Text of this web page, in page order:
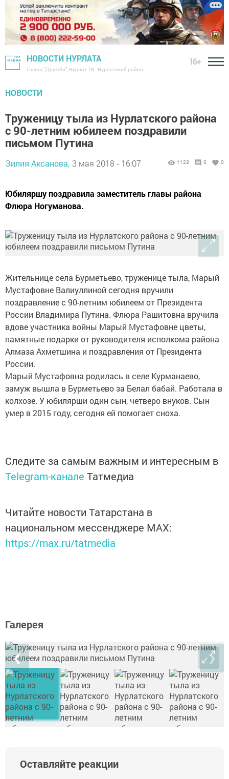
НОВОСТИ НУРЛАТА
Газета "Дружба", Нурлат ТВ - Нурлатский район
16+
НОВОСТИ
Труженицу тыла из Нурлатского района
с 90-летним юбилеем поздравили
письмом Путина
Зилия Аксанова, 3 мая 2018 - 16:07 1123 0 0
Юбиляршу поздравила заместитель главы района
Флюра Ногуманова.
Жительнице села Бурметьево, труженице тыла, Марый
Мустафовне Валиуллиной сегодня вручили
поздравление с 90-летним юбилеем от Президента
России Владимира Путина. Флюра Рашитовна вручила
вдове участника войны Марый Мустафовне цветы,
памятные подарки от руководителя исполкома района
Алмаза Ахметшина и поздравления от Президента
России.
Марый Мустафовна родилась в селе Курманаево,
замуж вышла в Бурметьево за Белал бабай. Работала в
колхозе. У юбилярши один сын, четверо внуков. Сын
умер в 2015 году, сегодня ей помогает сноха.
Следите за самым важным и интересным в
Telegram-канале Татмедиа
Читайте новости Татарстана в
национальном мессенджере MАХ:
https://max.ru/tatmedia
Галерея
❮ ❯
Оставляйте реакции